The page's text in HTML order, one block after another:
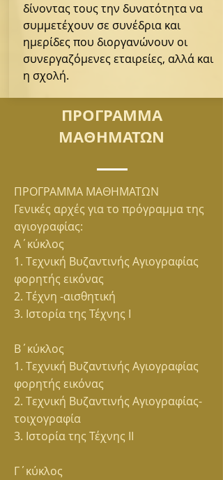
δίνοντας τους την δυνατότητα να
συμμετέχουν σε συνέδρια και
ημερίδες που διοργανώνουν οι
συνεργαζόμενες εταιρείες, αλλά και
η σχολή.
ΠΡΟΓΡΑΜΜΑ
ΜΑΘΗΜΑΤΩΝ
ΠΡΟΓΡΑΜΜΑ ΜΑΘΗΜΑΤΩΝ
Γενικές αρχές για το πρόγραμμα της
αγιογραφίας:
Α΄κύκλος
1. Tεχνική Βυζαντινής Αγιογραφίας
φορητής εικόνας
2. Tέχνη -αισθητική
3. Iστορία της Τέχνης Ι
Β΄κύκλος
1. Tεχνική Βυζαντινής Αγιογραφίας
φορητής εικόνας
2. Tεχνική Βυζαντινής Αγιογραφίας-
τοιχογραφία
3. Iστορία της Τέχνης ΙΙ
Γ΄κύκλος